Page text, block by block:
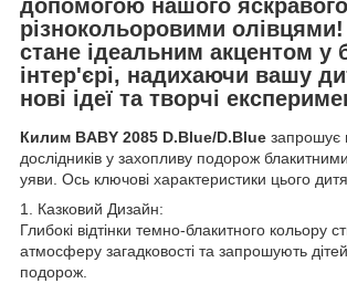
допомогою нашого
різнокольоровими
стане ідеальним акцентом у
інтер'єрі, надихаючи вашу
нові ідеї та творчі
Килим BABY 2085 D.Blue/D.Blue запрошує
дослідників у захопливу подорож
уяви. Ось ключові характеристики цього
1. Казковий Дизайн:
Глибокі відтінки темно-блакитного кольору
атмосферу загадковості та запрошують
подорож.